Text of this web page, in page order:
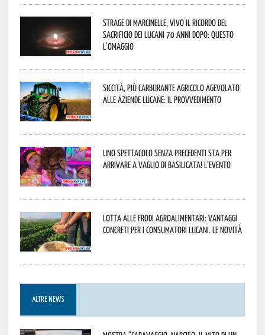
Strage di Marcinelle, vivo il ricordo del
sacrificio dei lucani 70 anni dopo: questo
l’omaggio
Siccità, più carburante agricolo agevolato
alle aziende lucane: il provvedimento
Uno spettacolo senza precedenti sta per
arrivare a Vaglio di Basilicata! L’evento
Lotta alle frodi agroalimentari: vantaggi
concreti per i consumatori lucani. Le novità
ALTRE NEWS